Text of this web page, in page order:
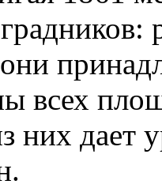
всех
них